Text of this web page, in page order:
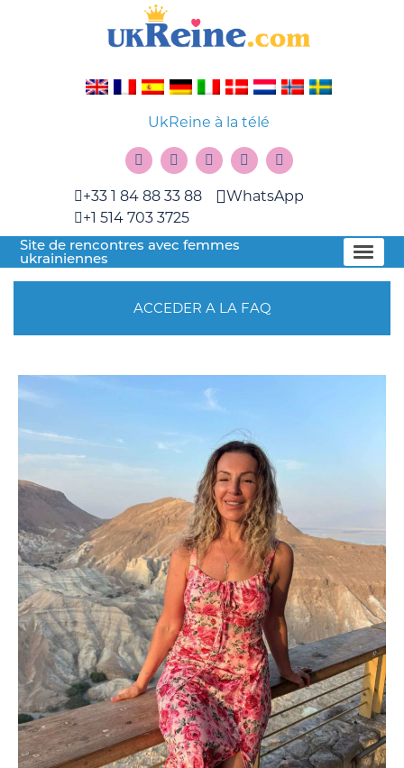
UkReine à la télé
+33 1 84 88 33 88
+1 514 703 3725
WhatsApp
Site de rencontres avec femmes
ukrainiennes
ACCEDER A LA FAQ